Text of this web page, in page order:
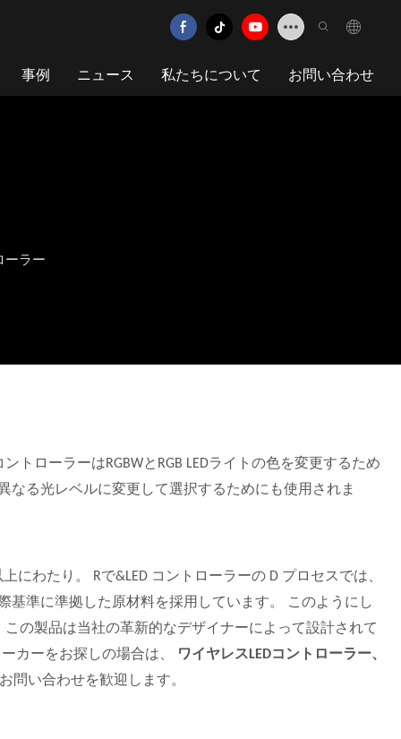
事例 ニュース 私たちについて お問い合わせ
ーラー
ローラーはRGBWとRGB LEDライトの色を変更するため
なる光レベルに変更して選択するためにも使用されま
上にわたり。 Rで&LED コントローラーの D プロセスでは、
準に準拠した原材料を採用しています。 このようにし
の製品は当社の革新的なデザイナーによって設計されて
カーをお探しの場合は、
ワイヤレスLEDコントローラー、
問い合わせを歓迎します。